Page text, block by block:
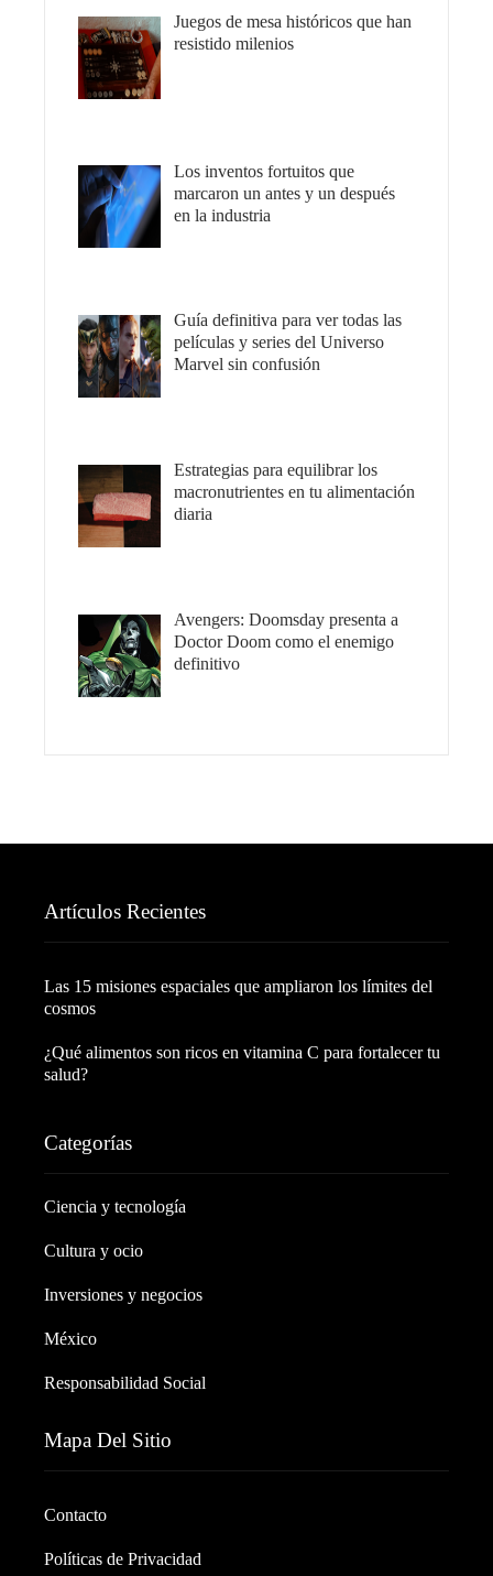
Juegos de mesa históricos que han
resistido milenios
Los inventos fortuitos que
marcaron un antes y un después
en la industria
Guía definitiva para ver todas las
películas y series del Universo
Marvel sin confusión
Estrategias para equilibrar los
macronutrientes en tu alimentación
diaria
Avengers: Doomsday presenta a
Doctor Doom como el enemigo
definitivo
Artículos Recientes
Las 15 misiones espaciales que ampliaron los límites del
cosmos
¿Qué alimentos son ricos en vitamina C para fortalecer tu
salud?
Categorías
Ciencia y tecnología
Cultura y ocio
Inversiones y negocios
México
Responsabilidad Social
Mapa Del Sitio
Contacto
Políticas de Privacidad